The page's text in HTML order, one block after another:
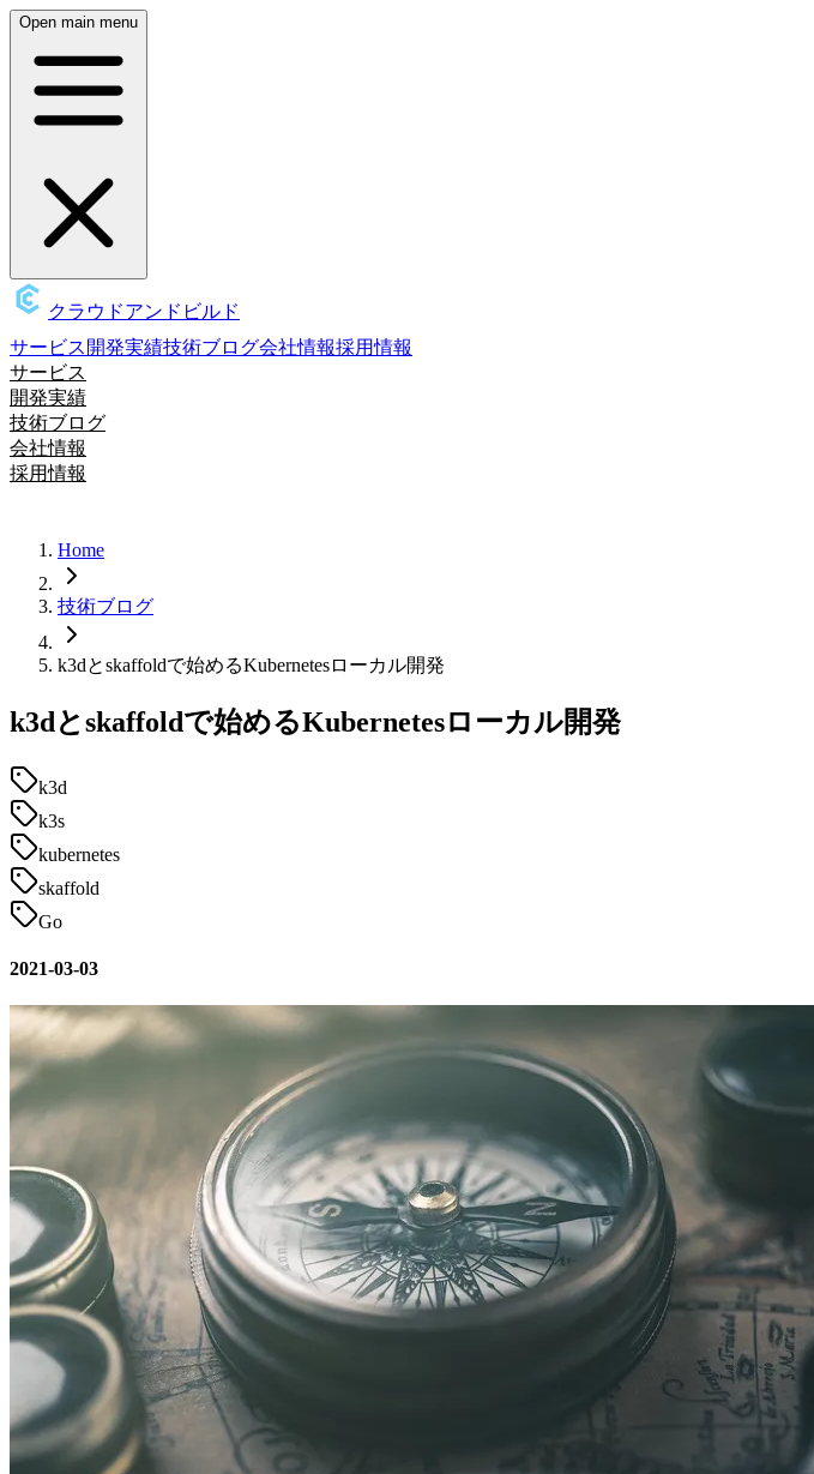
Open main menu
クラウドアンドビルド
サービス 開発実績技術ブログ会社情報採用情報
サービス
開発実績
技術ブログ
会社情報
採用情報
Home
技術ブログ
k3dとskaffoldで始めるKubernetesローカル開発
k3dとskaffoldで始めるKubernetesローカル開発
k3d
k3s
kubernetes
skaffold
Go
2021-03-03